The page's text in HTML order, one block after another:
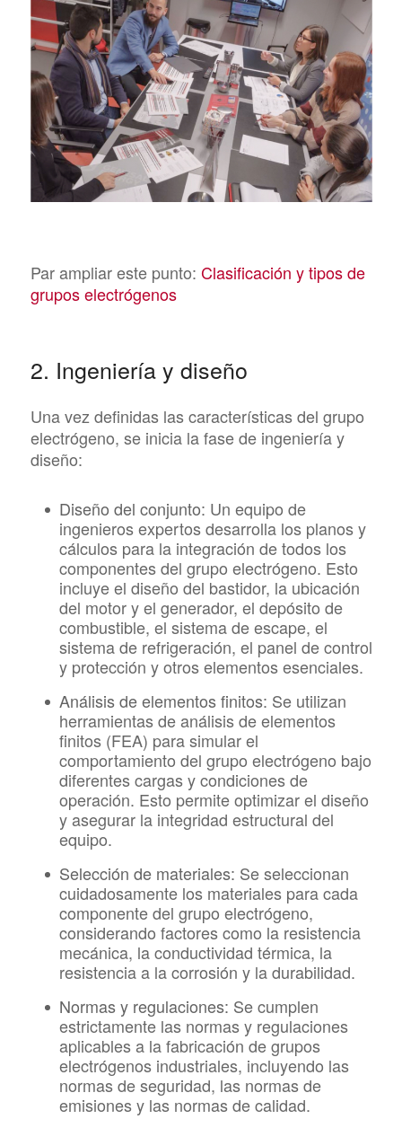
Par ampliar este punto: Clasificación y tipos de
grupos electrógenos
2. Ingeniería y diseño
Una vez definidas las características del grupo
electrógeno, se inicia la fase de ingeniería y
diseño:
Diseño del conjunto: Un equipo de
ingenieros expertos desarrolla los planos y
cálculos para la integración de todos los
componentes del grupo electrógeno. Esto
incluye el diseño del bastidor, la ubicación
del motor y el generador, el depósito de
combustible, el sistema de escape, el
sistema de refrigeración, el panel de control
y protección y otros elementos esenciales.
Análisis de elementos finitos: Se utilizan
herramientas de análisis de elementos
finitos (FEA) para simular el
comportamiento del grupo electrógeno bajo
diferentes cargas y condiciones de
operación. Esto permite optimizar el diseño
y asegurar la integridad estructural del
equipo.
Selección de materiales: Se seleccionan
cuidadosamente los materiales para cada
componente del grupo electrógeno,
considerando factores como la resistencia
mecánica, la conductividad térmica, la
resistencia a la corrosión y la durabilidad.
Normas y regulaciones: Se cumplen
estrictamente las normas y regulaciones
aplicables a la fabricación de grupos
electrógenos industriales, incluyendo las
normas de seguridad, las normas de
emisiones y las normas de calidad.